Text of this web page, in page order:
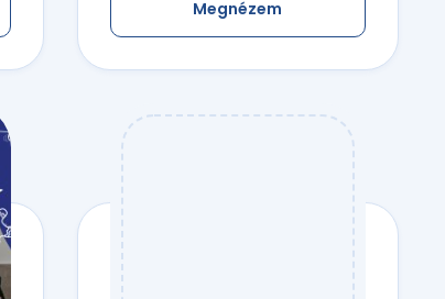
Megnézem